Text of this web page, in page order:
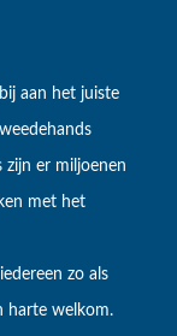
aan het juiste
zijn er miljoenen
met het
zo als
harte welkom.